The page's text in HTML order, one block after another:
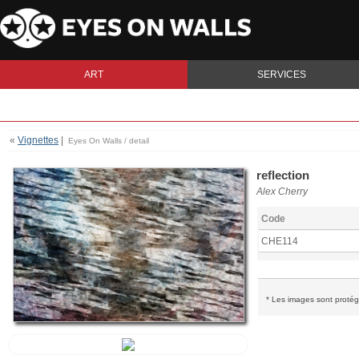
ART SERVICES
« Vignettes Eyes On Walls / detail
reflection
Alex Cherry
Code
CHE114
* Les images sont